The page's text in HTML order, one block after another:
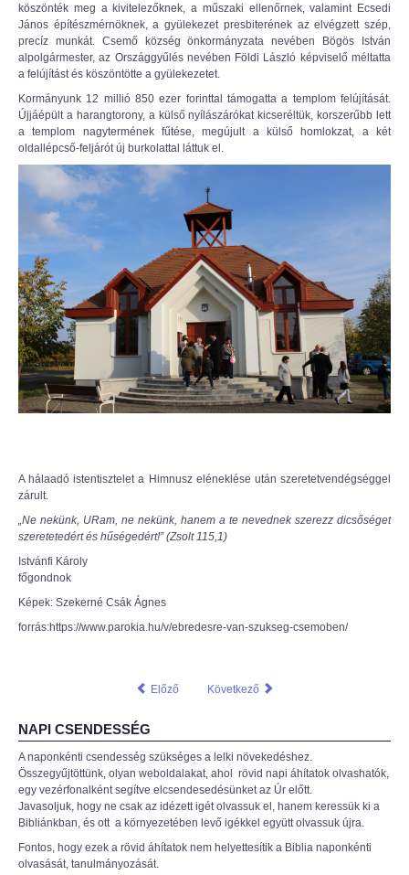
köszönték meg a kivitelezőknek, a műszaki ellenőrnek, valamint Ecsedi
János építészmérnöknek, a gyülekezet presbiterének az elvégzett szép,
precíz munkát. Csemő község önkormányzata nevében Bögös István
alpolgármester, az Országgyűlés nevében Földi László képviselő méltatta
a felújítást és köszöntötte a gyülekezetet.
Kormányunk 12 millió 850 ezer forinttal támogatta a templom felújítását.
Újjáépült a harangtorony, a külső nyílászárókat kicseréltük, korszerűbb lett
a templom nagytermének fűtése, megújult a külső homlokzat, a két
oldallépcső-feljárót új burkolattal láttuk el.
A hálaadó istentisztelet a Himnusz eléneklése után szeretetvendégséggel
zárult.
„Ne nekünk, URam, ne nekünk, hanem a te nevednek szerezz dicsőséget
szeretetedért és hűségedért!” (Zsolt 115,1)
Istvánfi Károly
főgondnok
Képek: Szekerné Csák Ágnes
forrás:https://www.parokia.hu/v/ebredesre-van-szukseg-csemoben/
Előző Következő
NAPI CSENDESSÉG
A naponkénti csendesség szükséges a lelki növekedéshez.
Összegyűjtöttünk, olyan weboldalakat, ahol rövid napi áhítatok olvashatók,
egy vezérfonalként segítve elcsendesedésünket az Úr előtt.
Javasoljuk, hogy ne csak az idézett igét olvassuk el, hanem keressük ki a
Bibliánkban, és ott a környezetében levő igékkel együtt olvassuk újra.
Fontos, hogy ezek a rövid áhítatok nem helyettesítik a Biblia naponkénti
olvasását, tanulmányozását.